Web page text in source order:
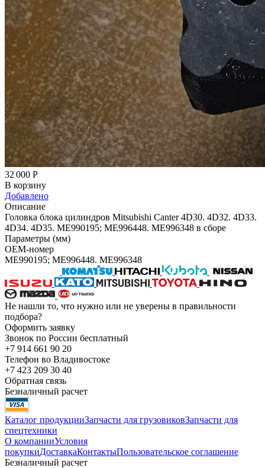
32 000 Р
В корзину
Добавлено
Описание
Головка блока цилиндров Mitsubishi Canter 4D30. 4D32. 4D33.
4D34. 4D35. ME990195; ME996448. ME996348 в сборе
Параметры (мм)
OEM-номер
ME990195; ME996448. ME996348
Не нашли то, что нужно или не уверены в правильности
подбора?
Оформить заявку
Звонок по России бесплатный
+7 914 661 90 20
Телефон во Владивостоке
+7 423 209 30 40
Обратная связь
Безналичный расчет
Каталог продукцииЗапчасти для грузовиковЗапчасти для
спецтехники
О компанииУсловия
покупкиДоставкаКонтактыПользовательское соглашение
Безналичный расчет